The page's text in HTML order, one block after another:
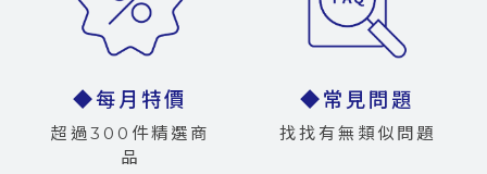
◆每月特價
超過300件精選商
品
◆常見問題
找找有無類似問題